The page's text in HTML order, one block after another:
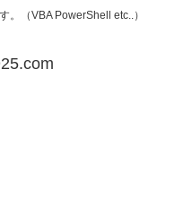
。（VBA PowerShell etc..）